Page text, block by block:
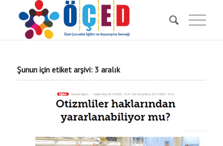
Şunun için etiket arşivi: 3 aralık